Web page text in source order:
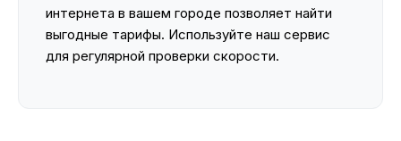
интернета в вашем городе позволяет найти
выгодные тарифы. Используйте наш сервис
для регулярной проверки скорости.